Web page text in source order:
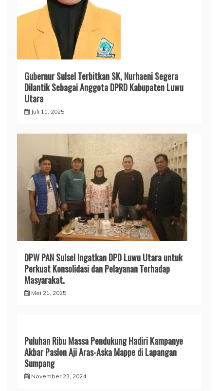
Gubernur Sulsel Terbitkan SK, Nurhaeni Segera
Dilantik Sebagai Anggota DPRD Kabupaten Luwu
Utara
Juli 11, 2025
DPW PAN Sulsel Ingatkan DPD Luwu Utara untuk
Perkuat Konsolidasi dan Pelayanan Terhadap
Masyarakat.
Mei 21, 2025
Puluhan Ribu Massa Pendukung Hadiri Kampanye
Akbar Paslon Aji Aras-Aska Mappe di Lapangan
Sumpang
November 23, 2024